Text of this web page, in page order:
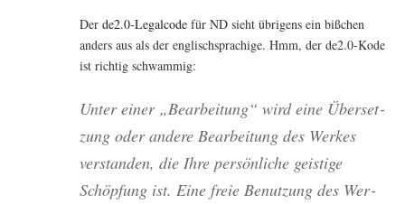
Der de2.0‑Legalcodefür ND sieht übri­gens ein biß­chen
anders aus als der eng­lisch­spra­chi­ge. Hmm, der de2.0‑Kode
ist rich­tig schwammig:
Unter einer „Bear­bei­tung“ wird eine Über­set­
zung oder ande­re Bear­bei­tung des Wer­kes
ver­stan­den, die Ihre per­sön­li­che geis­ti­ge
Schöp­fung ist. Eine freie Benut­zung des Wer­